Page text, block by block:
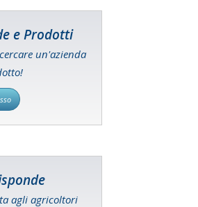
e Prodotti
un'azienda
agli agricoltori